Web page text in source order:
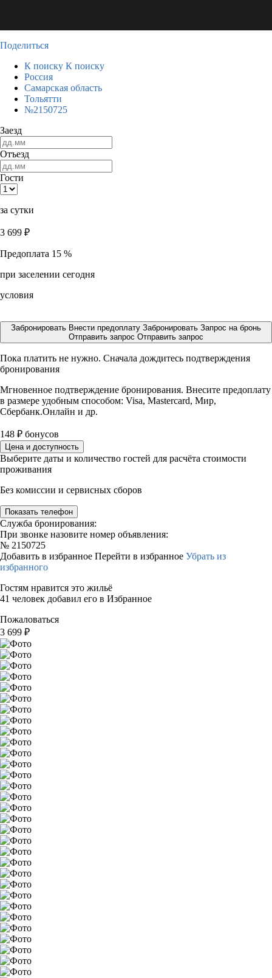
Поделиться
К поиску К поиску
Россия
Самарская область
Тольятти
№2150725
Заезд
Отъезд
Гости
за сутки
3 699 ₽
Предоплата 15 %
при заселении сегодня
условия
Забронировать Внести предоплату Забронировать Запрос на бронь
Отправить запрос Отправить запрос
Пока платить не нужно. Сначала дождитесь подтверждения
бронирования
Мгновенное подтверждение бронирования. Внесите предоплату
в размере удобным способом: Visa, Mastercard, Мир,
Сбербанк.Онлайн и др.
148 ₽ бонусов
Цена и доступность
Выберите даты и количество гостей для расчёта стоимости
проживания
Без комиссии и сервисных сборов
Показать телефон
Служба бронирования:
При звонке назовите номер объявления:
№ 2150725
Добавить в избранное Перейти в избранное Убрать из
избранного
Гостям нравится это жильё
41 человек добавил его в Избранное
Пожаловаться
3 699 ₽